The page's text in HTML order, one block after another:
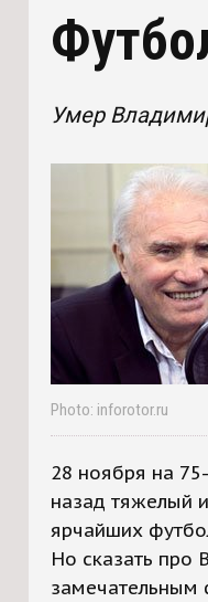
Умер
Photo: inforotor.ru
28 ноября на
назад тяжелый
ярчайших
Но сказать про
замечательным